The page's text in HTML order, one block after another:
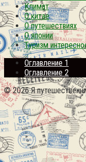
Климат
О китае
О путешествиях
О японии
Туризм
Оглавление 1
Оглавление 2
© 2026 Я